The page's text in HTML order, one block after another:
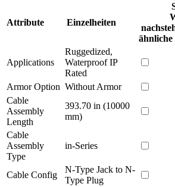
Attribute Einzelheiten
ähnliche
Applications
Ruggedized,
Waterproof IP
Rated
Armor Option Without Armor
Cable
Assembly
Length
393.70 in (10000
mm)
Cable
Assembly
Type
in-Series
Cable Config
N-Type Jack to N-
Type Plug